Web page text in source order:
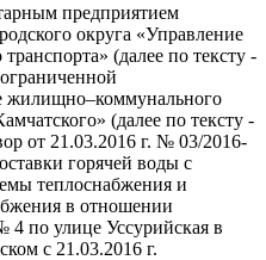
предприятием
округа «Управление
(далее по тексту -
жилищно–коммунального
(далее по тексту -
от 21.03.2016 г. № 03/2016-
горячей воды с
теплоснабжения и
в отношении
по улице Уссурийская в
с 21.03.2016 г.